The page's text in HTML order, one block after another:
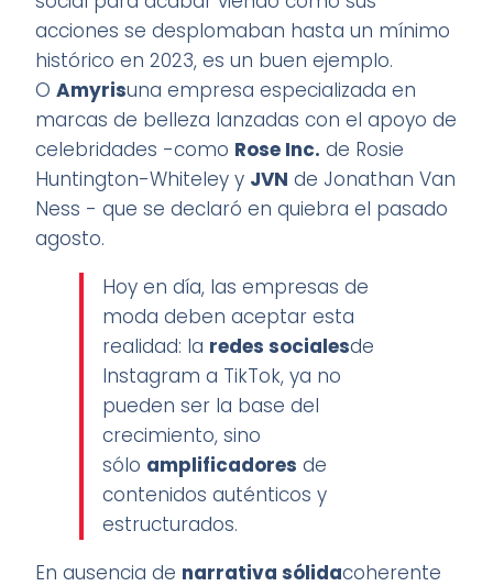
acciones se desplomaban hasta un mínimo
histórico en 2023, es un buen ejemplo.
OAmyrisuna empresa especializada en
marcas de belleza lanzadas con el apoyo de
celebridades -como Rose Inc. de Rosie
Huntington-Whiteley y JVN de Jonathan Van
Ness - que se declaró en quiebra el pasado
agosto.
Hoy en día, las empresas de
moda deben aceptar esta
realidad: la redes socialesde
Instagram a TikTok, ya no
pueden ser la base del
crecimiento, sino
sólo amplificadores de
contenidos auténticos y
estructurados.
En ausencia de narrativa sólidacoherente